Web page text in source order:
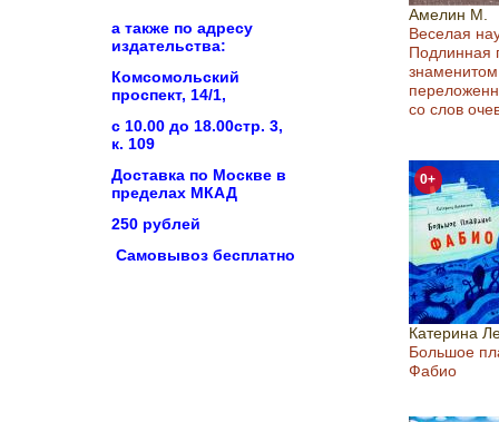
а также по адресу
издательства:
Комсомольский
проспект, 14/1,
с 10.00 до 18.00стр. 3,
к. 109
Доставка по Москве в
пределах МКАД
250 рублей
Самовывоз бесплатно
Амелин М.
Веселая
Подлинная
со слов
0+
Катерина
Большое
Фабио